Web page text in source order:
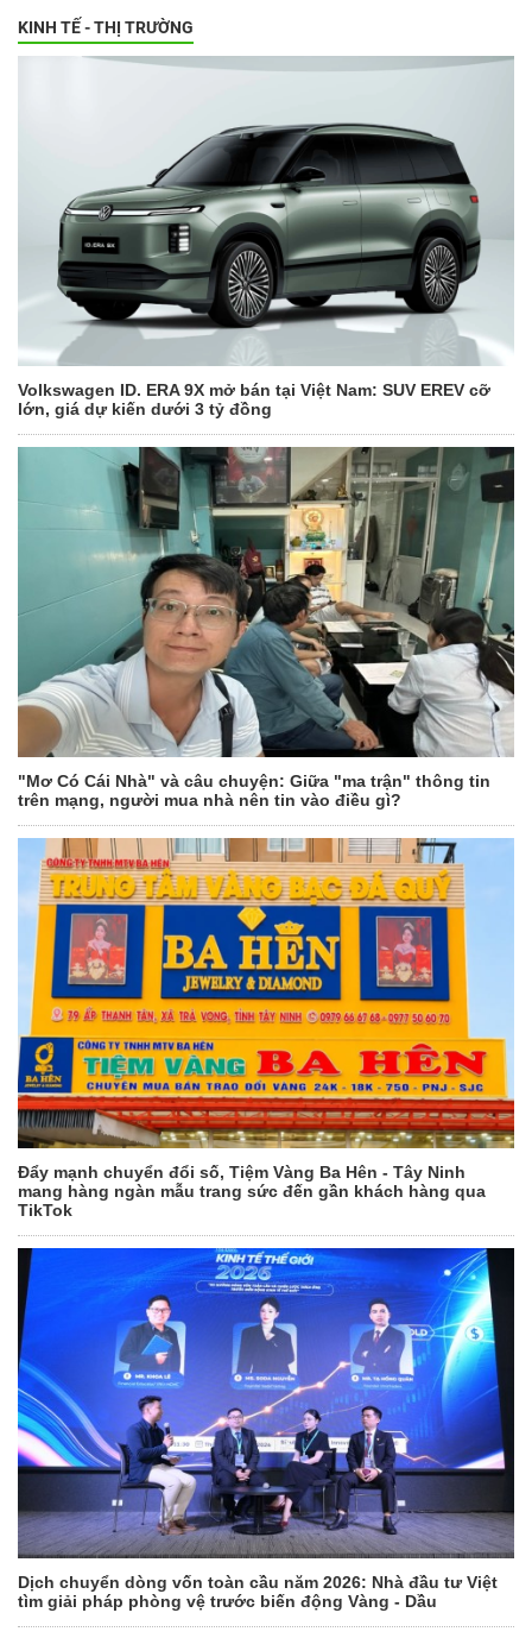
KINH TẾ - THỊ TRƯỜNG
Volkswagen ID. ERA 9X mở bán tại Việt Nam: SUV EREV cỡ
lớn, giá dự kiến dưới 3 tỷ đồng
"Mơ Có Cái Nhà" và câu chuyện: Giữa "ma trận" thông tin
trên mạng, người mua nhà nên tin vào điều gì?
Đẩy mạnh chuyển đổi số, Tiệm Vàng Ba Hên - Tây Ninh
mang hàng ngàn mẫu trang sức đến gần khách hàng qua
TikTok
Dịch chuyển dòng vốn toàn cầu năm 2026: Nhà đầu tư Việt
tìm giải pháp phòng vệ trước biến động Vàng - Dầu